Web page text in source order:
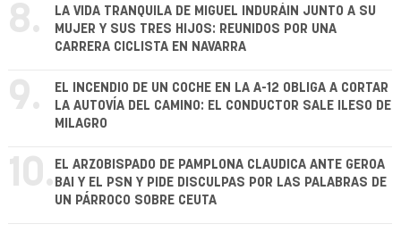
8.
LA VIDA TRANQUILA DE MIGUEL INDURÁIN JUNTO A SU
MUJER Y SUS TRES HIJOS: REUNIDOS POR UNA
CARRERA CICLISTA EN NAVARRA
9.
EL INCENDIO DE UN COCHE EN LA A-12 OBLIGA A CORTAR
LA AUTOVÍA DEL CAMINO: EL CONDUCTOR SALE ILESO DE
MILAGRO
10. EL ARZOBISPADO DE PAMPLONA CLAUDICA ANTE GEROA
BAI Y EL PSN Y PIDE DISCULPAS POR LAS PALABRAS DE
UN PÁRROCO SOBRE CEUTA